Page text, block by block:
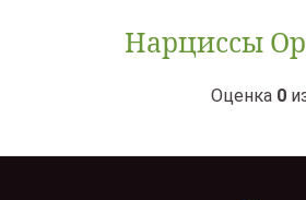
Нарциссы
Оценка 0